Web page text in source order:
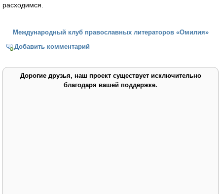
расходимся.
Международный клуб православных литераторов «Омилия»
Добавить комментарий
Дорогие друзья, наш проект существует исключительно
благодаря вашей поддержке.